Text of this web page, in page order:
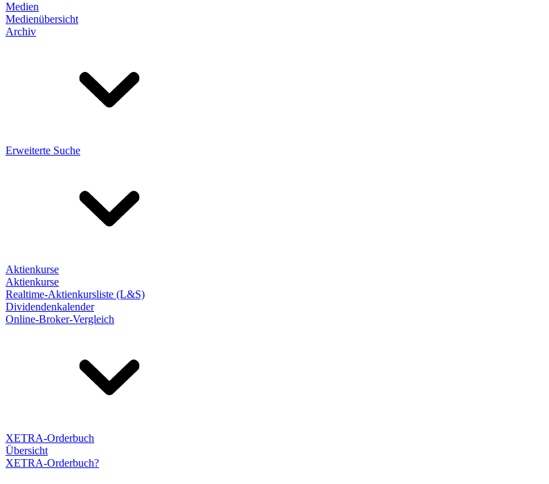
Medien
Medienübersicht
Archiv
Erweiterte Suche
Aktienkurse
Aktienkurse
Realtime-Aktienkursliste (L&S)
Dividendenkalender
Online-Broker-Vergleich
XETRA-Orderbuch
Übersicht
XETRA-Orderbuch?